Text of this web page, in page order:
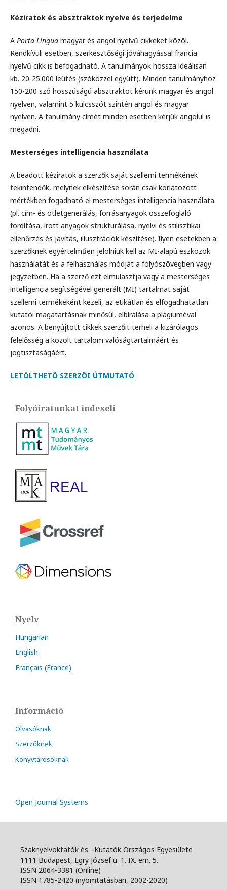
Kéziratok és absztraktok nyelve és terjedelme
A Porta Lingua magyar és angol nyelvű cikkeket közöl.
Rendkívüli esetben, szerkesztőségi jóváhagyással francia
nyelvű cikk is befogadható. A tanulmányok hossza ideálisan
kb. 20-25.000 leütés (szóközzel együtt). Minden tanulmányhoz
150-200 szó hosszúságú absztraktot kérünk magyar és angol
nyelven, valamint 5 kulcsszót szintén angol és magyar
nyelven. A tanulmány címét minden esetben kérjük angolul is
megadni.
Mesterséges intelligencia használata
A beadott kéziratok a szerzők saját szellemi termékének
tekintendők, melynek elkészítése során csak korlátozott
mértékben fogadható el mesterséges intelligencia használata
(pl. cím- és ötletgenerálás, forrásanyagok összefoglaló
fordítása, írott anyagok strukturálása, nyelvi és stilisztikai
ellenőrzés és javítás, illusztrációk készítése). Ilyen esetekben a
szerzőknek egyértelműen jelölniük kell az MI-alapú eszközök
használatát és a felhasználás módját a folyószövegben vagy
jegyzetben. Ha a szerző ezt elmulasztja vagy a mesterséges
intelligencia segítségével generált (MI) tartalmat saját
szellemi termékeként kezeli, az etikátlan és elfogadhatatlan
kutatói magatartásnak minősül, elbírálása a plágiuméval
azonos. A benyújtott cikkek szerzőit terheli a kizárólagos
felelősség a közölt tartalom valóságtartalmáért és
jogtisztaságáért.
LETÖLTHETŐ SZERZŐI ÚTMUTATÓ
Folyóiratunkat indexeli
Nyelv
Hungarian
English
Français (France)
Információ
Olvasóknak
Szerzőknek
Könyvtárosoknak
Open Journal Systems
Szaknyelvoktatók és –Kutatók Országos Egyesülete
1111 Budapest, Egry József u. 1. IX. em. 5.
ISSN 2064-3381 (Online)
ISSN 1785-2420 (nyomtatásban, 2002-2020)